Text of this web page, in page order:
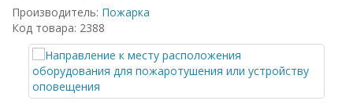
Производитель: Пожарка
Код товара: 2388